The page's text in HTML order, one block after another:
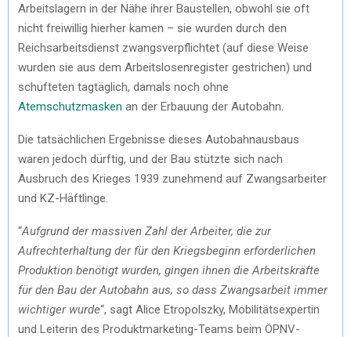
Arbeitslagern in der Nähe ihrer Baustellen, obwohl sie oft
nicht freiwillig hierher kamen – sie wurden durch den
Reichsarbeitsdienst zwangsverpflichtet (auf diese Weise
wurden sie aus dem Arbeitslosenregister gestrichen) und
schufteten tagtäglich, damals noch ohne
Atemschutzmasken an der Erbauung der Autobahn.
Die tatsächlichen Ergebnisse dieses Autobahnausbaus
waren jedoch dürftig, und der Bau stützte sich nach
Ausbruch des Krieges 1939 zunehmend auf Zwangsarbeiter
und KZ-Häftlinge.
“Aufgrund der massiven Zahl der Arbeiter, die zur
Aufrechterhaltung der für den Kriegsbeginn erforderlichen
Produktion benötigt wurden, gingen ihnen die Arbeitskräfte
für den Bau der Autobahn aus, so dass Zwangsarbeit immer
wichtiger wurde“, sagt Alice Etropolszky, Mobilitätsexpertin
und Leiterin des Produktmarketing-Teams beim ÖPNV-